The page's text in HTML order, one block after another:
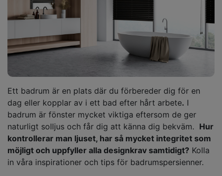
Ett badrum är en plats där du förbereder dig för en
dag eller kopplar av i ett bad efter hårt arbete. I
badrum är fönster mycket viktiga eftersom de ger
naturligt solljus och får dig att känna dig bekväm. Hur
kontrollerar man ljuset, har så mycket integritet som
möjligt och uppfyller alla designkrav samtidigt? Kolla
in våra inspirationer och tips för badrumspersienner.